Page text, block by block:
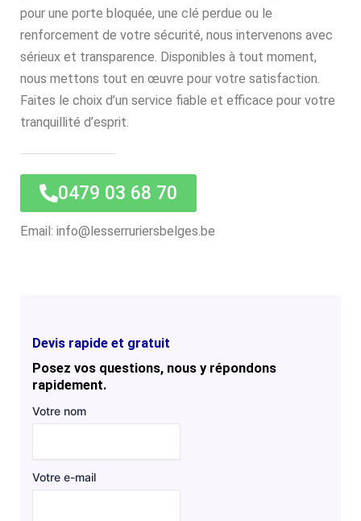
pour une porte bloquée, une clé perdue ou le
renforcement de votre sécurité, nous intervenons avec
sérieux et transparence. Disponibles à tout moment,
nous mettons tout en œuvre pour votre satisfaction.
Faites le choix d’un service fiable et efficace pour votre
tranquillité d’esprit.
0479 03 68 70
Email: info@lesserruriersbelges.be
Devis rapide et gratuit
Posez vos questions, nous y répondons
rapidement.
Votre nom
Votre e-mail